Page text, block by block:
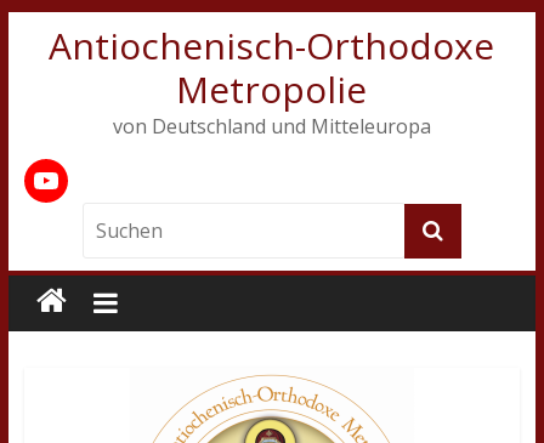
Antiochenisch-Orthodoxe
Metropolie
von Deutschland und Mitteleuropa